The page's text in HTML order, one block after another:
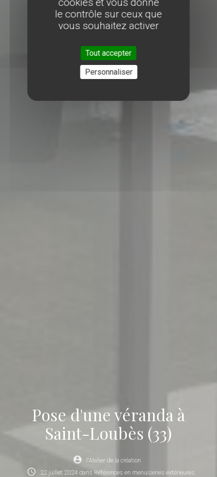
Pose d'une véranda à
Saint-Loubès (33)
account_circle l'Atelier de la création
schedule 22 juillet 2024dans Références en menuiseries extérieures
cookies et vous donne
le contrôle sur ceux que
vous souhaitez activer
Tout accepter
Personnaliser